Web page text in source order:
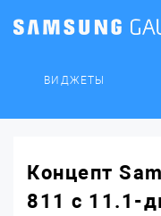
ВИДЖЕТЫ
Концепт
811 с 11.1-